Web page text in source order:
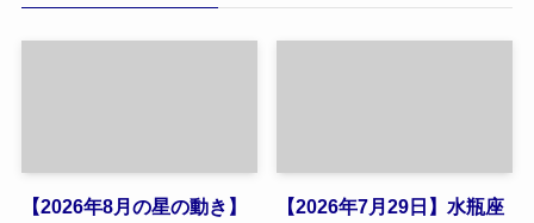
【2026年8月の星の動き】
【2026年7月29日】水瓶座